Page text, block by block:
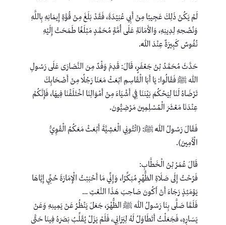
لَمْ يَكُنْ ذَلِكَ عَجِيبًا مِنْ أَبِي عُبَيْدَةَ، فَقَدْ بَلَغَ مِنْ قُوَّةِ إِيمَانِهِ بِاللَّهِ
وَنُصْحِهِ لِدِينِهِ، وَالأَمَانَةِ عَلَى أُمَّةٍ مُحَمَّدٍ مَبْلَغًا طَمَحَتْ إِلَيْهِ
نُفُوسٌ كَبِيرَةٌ عِنْدَ اللَّهِ.
حَدَّثَ مُحَمَّدُ بْنُ جَعْفَرٍ، قَالَ: قَدِمَ وَفْدٌ مِنَ النَّصَارَى عَلَى رَسُولِ
الله ﷺ فَقَالُوا: يَا أَبَا الْقَاسِمِ ابْعَثْ مَعَنَا رَجُلًا مِنْ أَصْحَابِكَ
تَرْضَاهُ لَنَا لِيَحْكُمَ بَيْنَنَا فِي أَشْيَاءَ مِنْ أَمْوَالِنَا اخْتَلَفْنَا فِيهَا، فَإِنَّكُمْ
عِنْدَنَا مَعْشَرَ الْمُسْلِمِينَ مَرْضِيُّونَ.
فَقَالَ رَسُولُ اللَّهِ ﷺ: (ائْتُونِي الْعَشِيَّةَ أَبْعَثْ مَعَكُمُ الْقَوِيُّ
الْأَمِينَ).
قَالَ عُمَرُ بْنُ الْخَطَّابِ:
فَرُحْتُ إِلَى صَلَاةِ الظُّهْرِ مُبَكِّرًا، وَإِنِّي مَا أَحْبَبْتُ الْإِمَارَةَ حُبِّي إِيَّاهَا
يَوْمَئِذٍ رَجَاءَ أَنْ أَكُونَ صَاحِبَ هَذَا النَّعْتِ …
فَلَمَّا صَلَّى بِنَا رَسُولُ الله ﷺ الظُّهْرَ، جَعَلَ يَنْظُرُ عَنْ يَمِينِهِ وَعَنْ
يَسَارِهِ، فَجَعَلْتُ أَتَطَاوَلُ لَهُ لِيَرَانِي، فَلَمْ يَزَلْ يُقَلِّبُ بَصَرَهُ فِينَا حَتَّى